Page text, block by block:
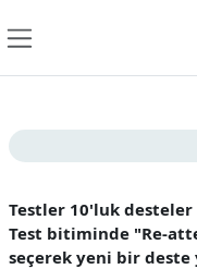
Bölüm
Testler 10'luk
Test bitiminde "Re-
seçerek yeni bir